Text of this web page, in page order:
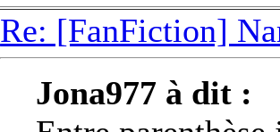
Re: [FanFiction]
Jona977 à dit :